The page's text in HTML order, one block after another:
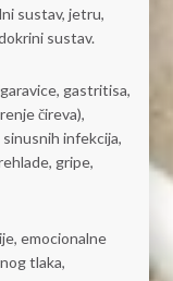
sustav, jetru,
sustav.
gastritisa,
čireva),
infekcija,
gripe,
emocionalne
tlaka,